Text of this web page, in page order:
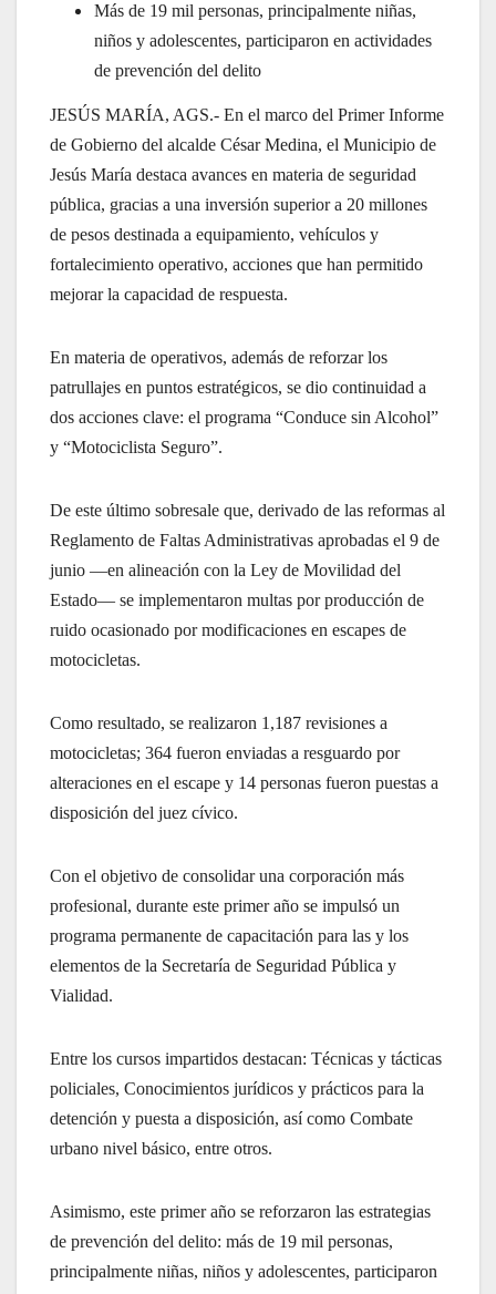
Más de 19 mil personas, principalmente niñas,
niños y adolescentes, participaron en actividades
de prevención del delito
JESÚS MARÍA, AGS.- En el marco del Primer Informe
de Gobierno del alcalde César Medina, el Municipio de
Jesús María destaca avances en materia de seguridad
pública, gracias a una inversión superior a 20 millones
de pesos destinada a equipamiento, vehículos y
fortalecimiento operativo, acciones que han permitido
mejorar la capacidad de respuesta.
En materia de operativos, además de reforzar los
patrullajes en puntos estratégicos, se dio continuidad a
dos acciones clave: el programa “Conduce sin Alcohol”
y “Motociclista Seguro”.
De este último sobresale que, derivado de las reformas al
Reglamento de Faltas Administrativas aprobadas el 9 de
junio —en alineación con la Ley de Movilidad del
Estado— se implementaron multas por producción de
ruido ocasionado por modificaciones en escapes de
motocicletas.
Como resultado, se realizaron 1,187 revisiones a
motocicletas; 364 fueron enviadas a resguardo por
alteraciones en el escape y 14 personas fueron puestas a
disposición del juez cívico.
Con el objetivo de consolidar una corporación más
profesional, durante este primer año se impulsó un
programa permanente de capacitación para las y los
elementos de la Secretaría de Seguridad Pública y
Vialidad.
Entre los cursos impartidos destacan: Técnicas y tácticas
policiales, Conocimientos jurídicos y prácticos para la
detención y puesta a disposición, así como Combate
urbano nivel básico, entre otros.
Asimismo, este primer año se reforzaron las estrategias
de prevención del delito: más de 19 mil personas,
principalmente niñas, niños y adolescentes, participaron